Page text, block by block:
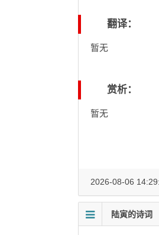
翻译：
暂无
赏析：
暂无
2026-08-06
陆寅的诗词